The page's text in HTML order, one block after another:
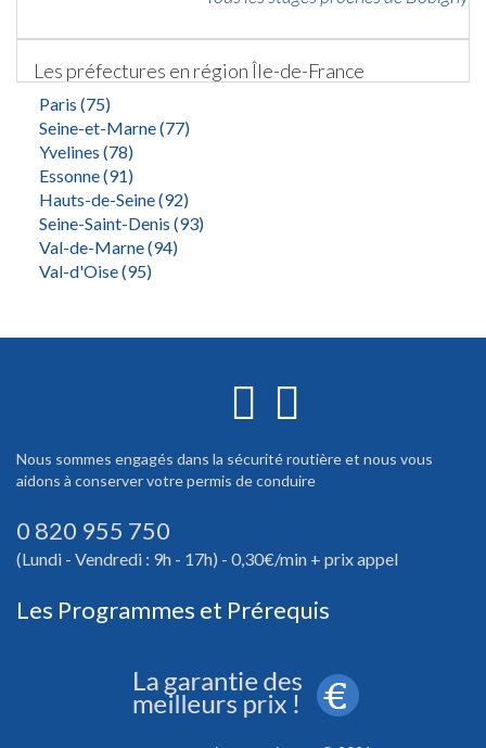
Les préfectures en région Île-de-France
Paris (75)
Seine-et-Marne (77)
Yvelines (78)
Essonne (91)
Hauts-de-Seine (92)
Seine-Saint-Denis (93)
Val-de-Marne (94)
Val-d'Oise (95)
Nous sommes engagés dans la sécurité routière et nous vous
aidons à conserver votre permis de conduire
0 820 955 750
(Lundi - Vendredi : 9h - 17h) - 0,30€/min + prix appel
Les Programmes et Prérequis